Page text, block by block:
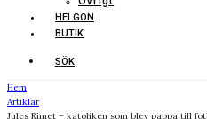
HELGON
BUTIK
SÖK
Hem
Artiklar
Jules Rimet – katoliken som blev pappa till